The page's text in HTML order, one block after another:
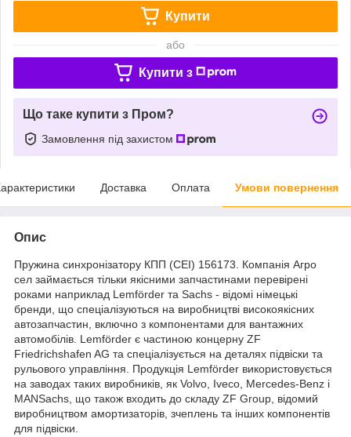
Купити
або
Купити з
Що таке купити з Пром?
Замовлення під захистом
Доставка Оплата Умови повернення
Опис
Пружина синхронізатору КПП (CEI) 156173. Компанія Агро
сел займається тільки якісними запчастинами перевірені
роками наприклад Lemförder та Sachs - відомі німецькі
бренди, що спеціалізуються на виробництві високоякісних
автозапчастин, включно з компонентами для вантажних
автомобілів. Lemförder є частиною концерну ZF
Friedrichshafen AG та спеціалізується на деталях підвіски та
рульового управління. Продукція Lemförder використовується
на заводах таких виробників, як Volvo, Iveco, Mercedes-Benz і
MANSachs, що також входить до складу ZF Group, відомий
виробництвом амортизаторів, зчеплень та інших компонентів
для підвіски.